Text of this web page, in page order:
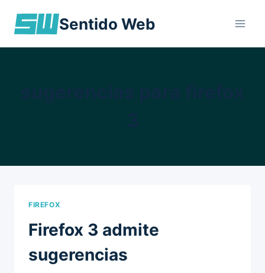
Sentido Web
FIREFOX
Firefox 3 admite
sugerencias